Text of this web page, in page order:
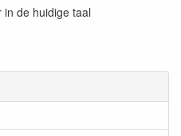
in de huidige taal